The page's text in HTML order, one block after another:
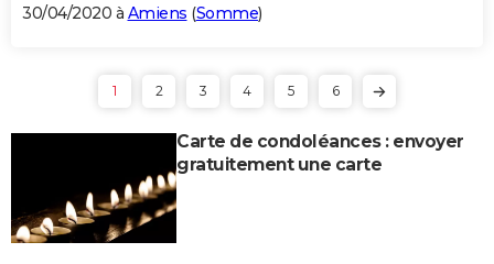
30/04/2020 à Amiens (Somme)
1 2 3 4 5 6
Carte de condoléances : envoyer
gratuitement une carte